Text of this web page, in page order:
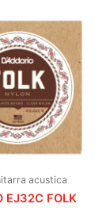
acustica
EJ32C FOLK